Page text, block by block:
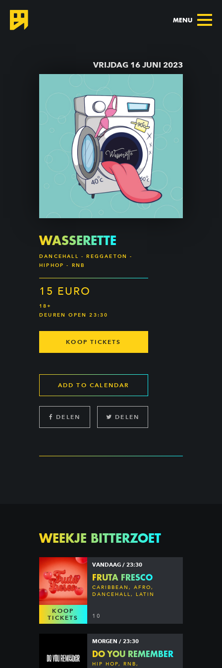
MENU
VRIJDAG 16 JUNI 2023
WASSERETTE
DANCEHALL - REGGAETON -
HIPHOP - RNB
15 EURO
18+
DEUREN OPEN 23:30
KOOP TICKETS
ADD TO CALENDAR
DELEN DELEN
WEEKJE BITTERZOET
KOOP
TICKETS
VANDAAG / 23:30
FRUTA FRESCO
CARIBBEAN, AFRO,
DANCEHALL, LATIN
10
MORGEN / 23:30
DO YOU REMEMBER
HIP HOP, RNB,